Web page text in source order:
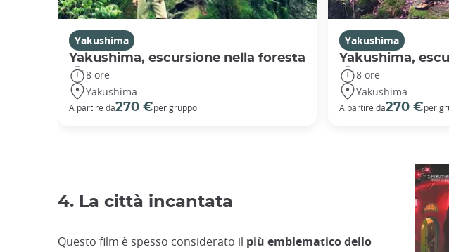
Yakushima
Yakushima, escursione nella foresta
8 ore
Yakushima
A partire da270 €per gruppo
Yakushima
Yakushima,
8 ore
Yakushima
A partire da270 €per
4. La città incantata
Questo film è spesso considerato il più emblematico dello